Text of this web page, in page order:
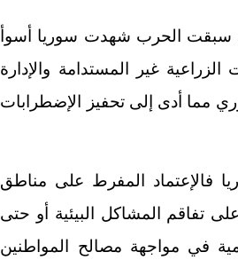
سبقت الحرب شهدت سوريا أسوأ
غير المستدامة والإدارة
مما أدى إلى تحفيز الإضطرابات
فالإعتماد المفرط على مناطق
تفاقم المشاكل البيئية أو حتى
في مواجهة مصالح المواطنين